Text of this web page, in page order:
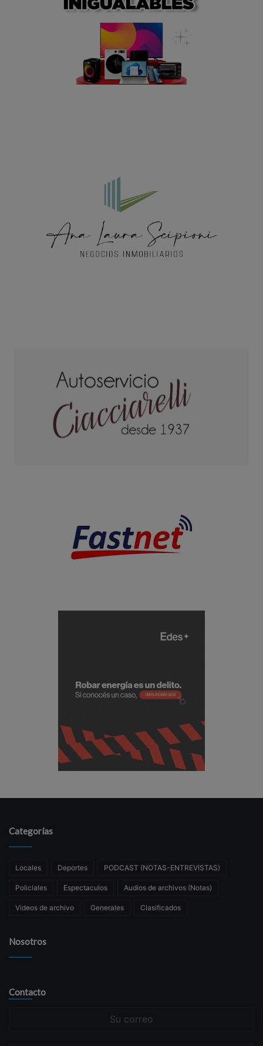
Categorías
Locales Deportes PODCAST (NOTAS-ENTREVISTAS)
Policiales Espectaculos Audios de archivos (Notas)
Videos de archivo Generales Clasificados
Nosotros
Contacto